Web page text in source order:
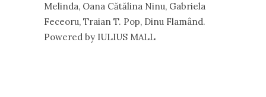
Melinda, Oana Cătălina Ninu, Gabriela
Feceoru, Traian T. Pop, Dinu Flamând.
Powered by IULIUS MALL